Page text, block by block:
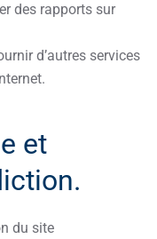
des rapports sur
d’autres services
et
du site